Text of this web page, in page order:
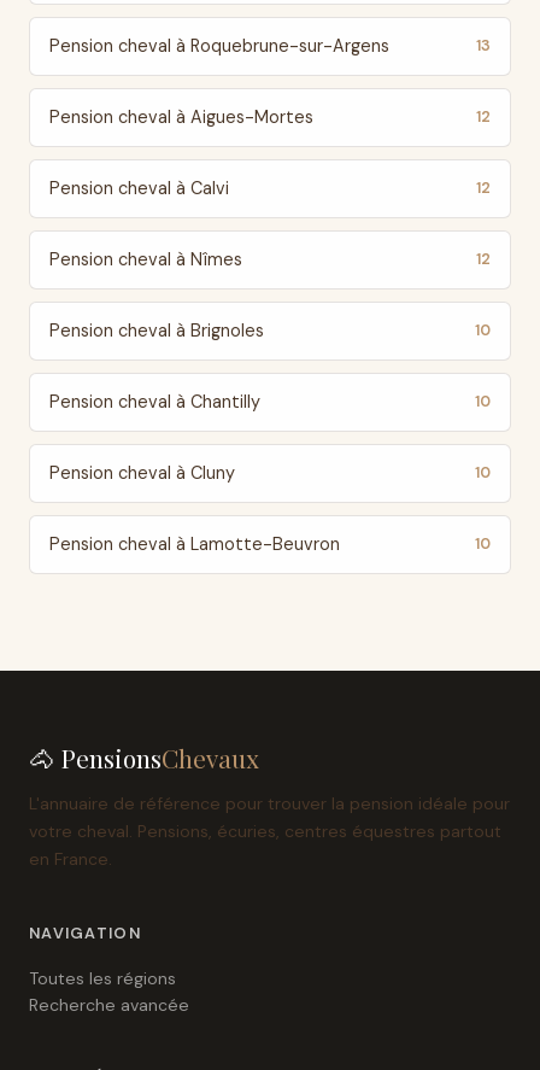
Pension cheval à Roquebrune-sur-Argens 13
Pension cheval à Aigues-Mortes 12
Pension cheval à Calvi 12
Pension cheval à Nîmes 12
Pension cheval à Brignoles 10
Pension cheval à Chantilly 10
Pension cheval à Cluny 10
Pension cheval à Lamotte-Beuvron 10
🐴 PensionsChevaux
L'annuaire de référence pour trouver la pension idéale pour
votre cheval. Pensions, écuries, centres équestres partout
en France.
NAVIGATION
Toutes les régions
Recherche avancée